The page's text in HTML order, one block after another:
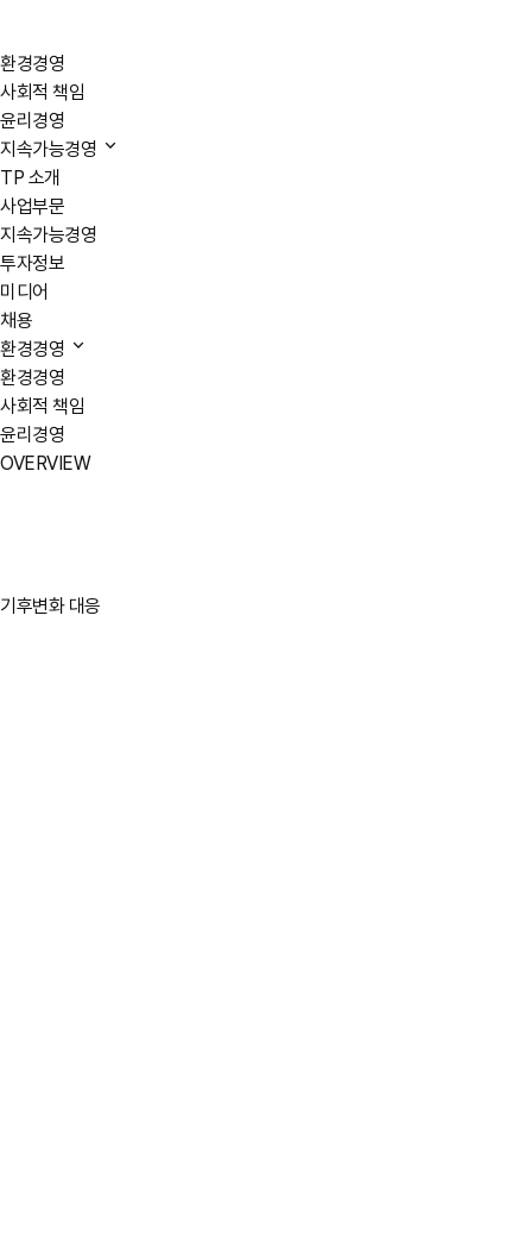
환경경영
사회적 책임
윤리경영
지속가능경영
TP 소개
사업부문
지속가능경영
투자정보
미디어
채용
환경경영
환경경영
사회적 책임
윤리경영
OVERVIEW
기후변화 대응